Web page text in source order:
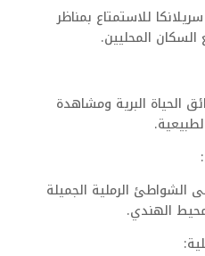
للاستمتاع بمناظر
السكان المحليين.
الحياة البرية ومشاهدة
الشواطئ الرملية الجميلة
الهندي.